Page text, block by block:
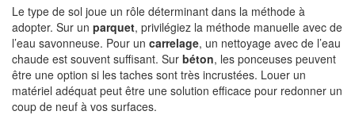
Le type de sol joue un rôle déterminant dans la méthode à
adopter. Sur un parquet, privilégiez la méthode manuelle avec de
l’eau savonneuse. Pour un carrelage, un nettoyage avec de l’eau
chaude est souvent suffisant. Sur béton, les ponceuses peuvent
être une option si les taches sont très incrustées. Louer un
matériel adéquat peut être une solution efficace pour redonner un
coup de neuf à vos surfaces.